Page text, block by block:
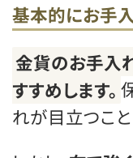
基本的にお手
金貨のお手入
すすめします。
れが目立つこと